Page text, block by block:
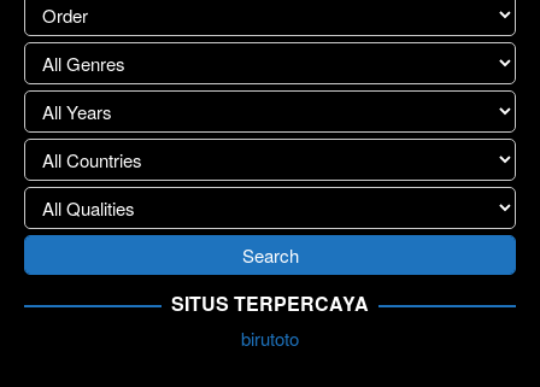
SITUS TERPERCAYA
birutoto